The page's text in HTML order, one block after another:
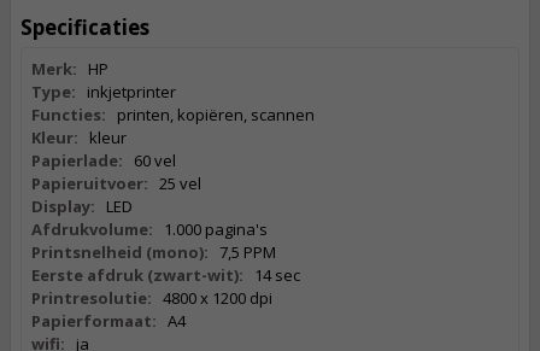
Specificaties
Merk:
HP
Type:
inkjetprinter
Functies:
printen, kopiëren, scannen
Kleur:
kleur
Papierlade:
60 vel
Papieruitvoer: 25 vel
Display:
LED
Afdrukvolume:
1.000 pagina's
Printsnelheid (mono):
7,5 PPM
Eerste afdruk (zwart-wit):
14 sec
Printresolutie: 4800 x 1200 dpi
Papierformaat: A4
wifi:
ja